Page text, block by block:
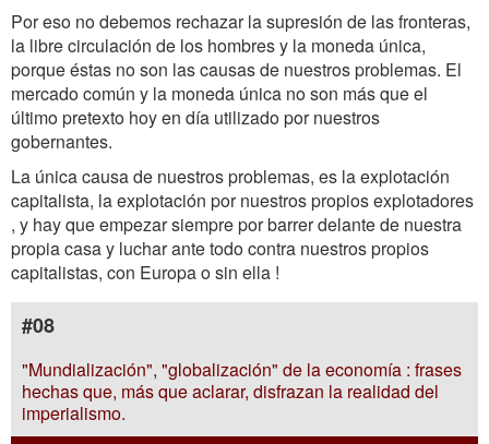
Por eso no debemos rechazar la supresión de las fronteras,
la libre circulación de los hombres y la moneda única,
porque éstas no son las causas de nuestros problemas. El
mercado común y la moneda única no son más que el
último pretexto hoy en día utilizado por nuestros
gobernantes.
La única causa de nuestros problemas, es la explotación
capitalista, la explotación por nuestros propios explotadores
, y hay que empezar siempre por barrer delante de nuestra
propia casa y luchar ante todo contra nuestros propios
capitalistas, con Europa o sin ella !
#08
"Mundialización", "globalización" de la economía : frases
hechas que, más que aclarar, disfrazan la realidad del
imperialismo.